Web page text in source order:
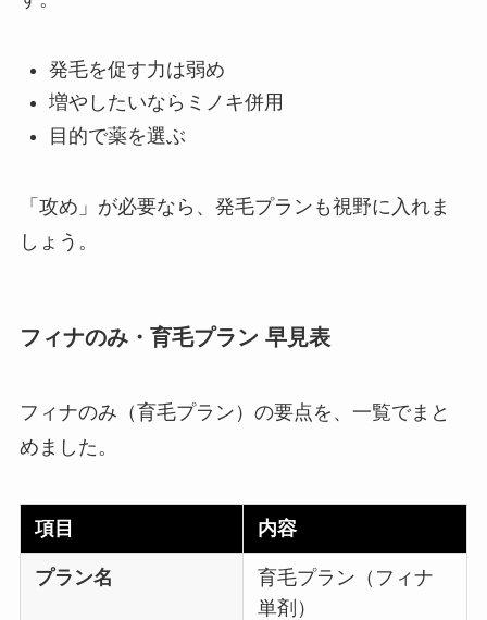
発毛を促す力は弱め
増やしたいならミノキ併用
目的で薬を選ぶ
「攻め」が必要なら、発毛プランも視野に入れま
しょう。
フィナのみ・育毛プラン 早見表
フィナのみ（育毛プラン）の要点を、一覧でまと
めました。
項目 内容
プラン名
育毛プラン（フィナ
単剤）